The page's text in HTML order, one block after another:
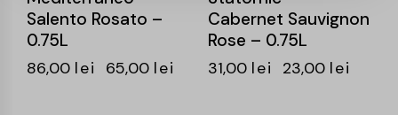
Salento Rosato –
0.75L
86,00 lei 65,00 lei
Cabernet Sauvignon
Rose – 0.75L
31,00 lei 23,00 lei